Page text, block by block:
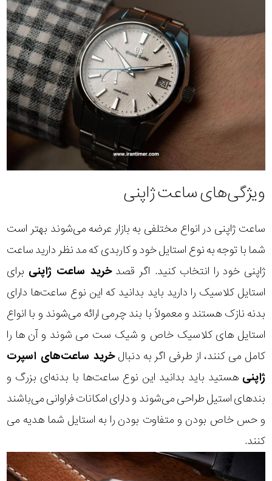
ویژگی‌های ساعت ژاپنی
ساعت ژاپنی در انواع مختلفی به بازار عرضه می‌شوند بهتر است
شما با توجه به نوع استایل خود و کاربدی که مد نظر دارید ساعت
ژاپنی خود را انتخاب کنید. اگر قصدخرید ساعت ژاپنی برای
استایل کلاسیک را دارید باید بدانید که این نوع ساعت‌ها دارای
بدنه نازک هستند و معمولاً با بند چرمی ارائه می‌شوند و با انواع
استایل های کلاسیک خاص و شیک ست می شوند و آن ها را
کامل می کنند، از طرفی اگر به دنبالخرید ساعت‌های اسپرت
ژاپنی هستید باید بدانید این نوع ساعت‌ها با بدنه‌ای بزرگ و
بندهای استیل طراحی می‌شوند و دارای امکانات فراوانی می‌باشند
و حس خاص بودن و متفاوت بودن را به استایل شما هدیه می
کنند.